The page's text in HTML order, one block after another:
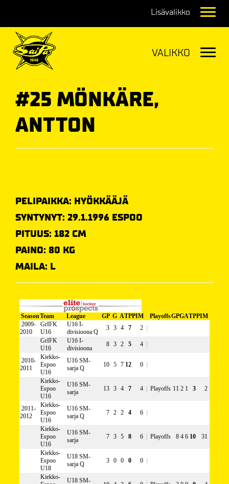
#25 MÖNKÄRE,
ANTTON
PELIPAIKKA: HYÖKKÄÄJÄ
SYNTYNYT: 29.1.1996 ESPOO
PITUUS: 182 CM
PAINO: 80 KG
MAILA: L